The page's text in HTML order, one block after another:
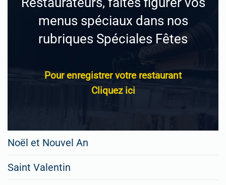
menus spéciaux dans nos
rubriques Spéciales Fêtes
Pour enregistrer votre restaurant
Cliquez ici
Noël et Nouvel An
Saint Valentin